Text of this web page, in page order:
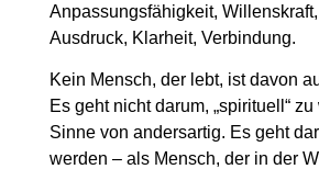
Anpassungsfähigkeit,
Ausdruck, Klarheit, Verbindung.
Kein Mensch, der lebt, ist davon
Es geht nicht darum, „spirituell“
Sinne von andersartig. Es geht
werden – als Mensch, der in der